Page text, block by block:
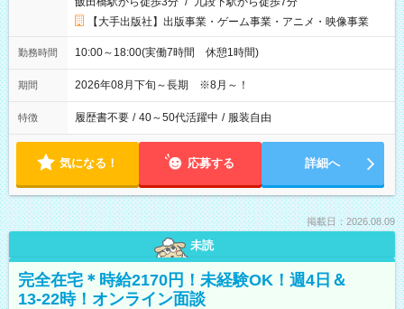
【大手出版社】出版事業・ゲーム事業・アニメ・映像事業
勤務時間 10:00～18:00(実働7時間 休憩1時間)
期間 2026年08月下旬～長期 ※8月～！
特徴 履歴書不要 / 40～50代活躍中 / 服装自由
気になる！ 応募する 詳細へ
掲載日：2026.08.09
未読
完全在宅＊時給2170円！未経験OK！週4日＆
13-22時！オンライン面談